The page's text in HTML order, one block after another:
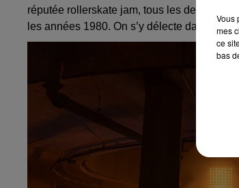
réputée rollerskate jam, tous les derniers
les années 1980. On s’y délecte dans les
Vous
mes
ce
bas